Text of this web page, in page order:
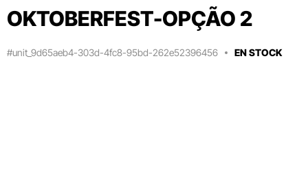
OKTOBERFEST-OPÇÃO 2
#unit_9d65aeb4-303d-4fc8-95bd-262e52396456 EN STOCK